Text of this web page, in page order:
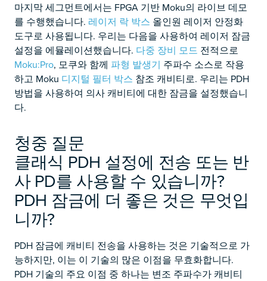
마지막 세그먼트에서는 FPGA 기반 Moku의 라이브 데모
를 수행했습니다. 레이저 락 박스 올인원 레이저 안정화
도구로 사용됩니다. 우리는 다음을 사용하여 레이저 잠금
설정을 에뮬레이션했습니다. 다중 장비 모드 전적으로
Moku:Pro, 모쿠와 함께 파형 발생기 주파수 소스로 작용
하고 Moku 디지털 필터 박스 참조 캐비티로. 우리는 PDH
방법을 사용하여 의사 캐비티에 대한 잠금을 설정했습니
다.
청중 질문
클래식 PDH 설정에 전송 또는 반
사 PD를 사용할 수 있습니까?
PDH 잠금에 더 좋은 것은 무엇입
니까?
PDH 잠금에 캐비티 전송을 사용하는 것은 기술적으로 가
능하지만, 이는 이 기술의 많은 이점을 무효화합니다.
PDH 기술의 주요 이점 중 하나는 변조 주파수가 캐비티